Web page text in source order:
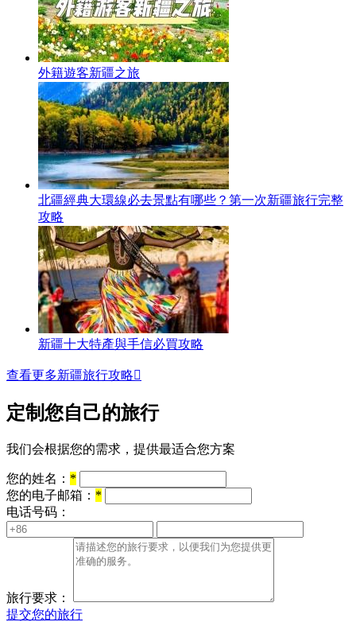
外籍遊客新疆之旅
北疆經典大環線必去景點有哪些？第一次新疆旅行完整
攻略
新疆十大特產與手信必買攻略
查看更多新疆旅行攻略
定制您自己的旅行
我们会根据您的需求，提供最适合您方案
您的姓名： *
您的电子邮箱： *
电话号码：
旅行要求：
提交您的旅行